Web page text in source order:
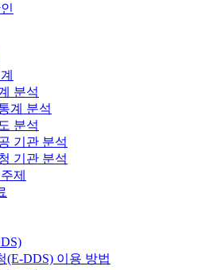
분석
계 분석
분석
기관 분석
기관 분석
제
(E-DDS) 이용 방법